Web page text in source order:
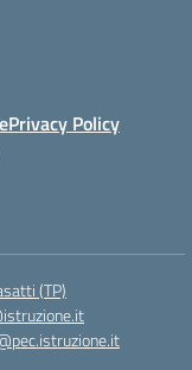
Privacy Policy
(TP)